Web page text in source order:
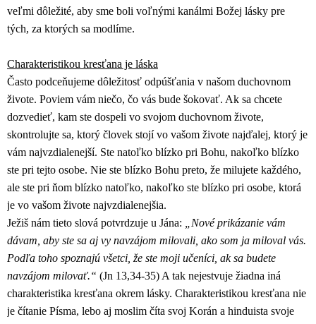
veľmi dôležité, aby sme boli voľnými kanálmi Božej lásky pre
tých, za ktorých sa modlíme.
Charakteristikou kresťana je láska
Často podceňujeme dôležitosť odpúšťania v našom duchovnom
živote. Poviem vám niečo, čo vás bude šokovať. Ak sa chcete
dozvedieť, kam ste dospeli vo svojom duchovnom živote,
skontrolujte sa, ktorý človek stojí vo vašom živote najďalej, ktorý je
vám najvzdialenejší. Ste natoľko blízko pri Bohu, nakoľko blízko
ste pri tejto osobe. Nie ste blízko Bohu preto, že milujete každého,
ale ste pri ňom blízko natoľko, nakoľko ste blízko pri osobe, ktorá
je vo vašom živote najvzdialenejšia.
Ježiš nám tieto slová potvrdzuje u Jána: „Nové prikázanie vám
dávam, aby ste sa aj vy navzájom milovali, ako som ja miloval vás.
Podľa toho spoznajú všetci, že ste moji učeníci, ak sa budete
navzájom milovať.“ (Jn 13,34-35) A tak nejestvuje žiadna iná
charakteristika kresťana okrem lásky. Charakteristikou kresťana nie
je čítanie Písma, lebo aj moslim číta svoj Korán a hinduista svoje